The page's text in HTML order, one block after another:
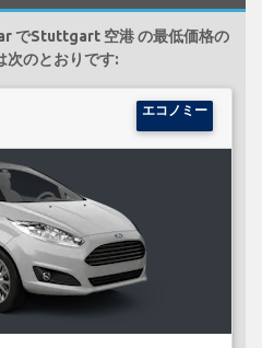
でStuttgart 空港 の最低価格の
次のとおりです:
エコノミー